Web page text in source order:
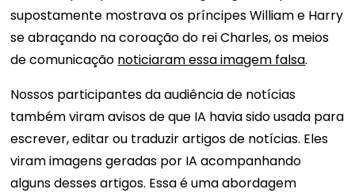
supostamente mostrava os príncipes William e Harry
se abraçando na coroação do rei Charles, os meios
de comunicação noticiaram essa imagem falsa.
Nossos participantes da audiência de notícias
também viram avisos de que IA havia sido usada para
escrever, editar ou traduzir artigos de notícias. Eles
viram imagens geradas por IA acompanhando
alguns desses artigos. Essa é uma abordagem